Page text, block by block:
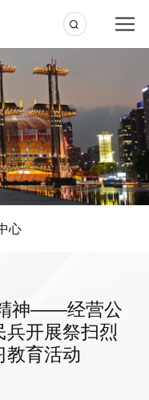
心
神——经营公
兵开展祭扫烈
教育活动